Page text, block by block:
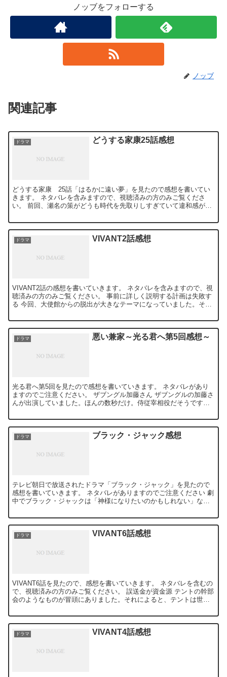
ノッブをフォローする
ノッブ
関連記事
ドラマ どうする家康25話感想
どうする家康 25話「はるかに遠い夢」を見たので感想を書いてい
きます。 ネタバレを含みますので、視聴済みの方のみご覧くださ
い。 前回、瀬名の策がどうも時代を先取りしすぎていて違和感があ
ドラマ VIVANT2話感想
VIVANT2話の感想を書いていきます。 ネタバレを含みますので、視
聴済みの方のみご覧ください。 事前に詳しく説明する計画は失敗す
る 今回、大使館からの脱出が大きなテーマになっていました。その
ドラマ 悪い兼家～光る君へ第5回感想～
光る君へ第5回を見たので感想を書いていきます。 ネタバレがあり
ますのでご注意ください。 ザブングル加藤さん ザブングルの加藤さ
んが出演していました。ほんの数秒だけ。侍従宰相役だそうです。
ドラマ ブラック・ジャック感想
テレビ朝日で放送されたドラマ「ブラック・ジャック」を見たので
感想を書いていきます。 ネタバレがありますのでご注意ください 劇
中でブラック・ジャックは「神様になりたいのかもしれない」など
ドラマ VIVANT6話感想
VIVANT6話を見たので、感想を書いていきます。 ネタバレを含むの
で、視聴済みの方のみご覧ください。 誤送金が資金源 テントの幹部
会のようなものが冒頭にありました。それによると、テントは世界
ドラマ VIVANT4話感想